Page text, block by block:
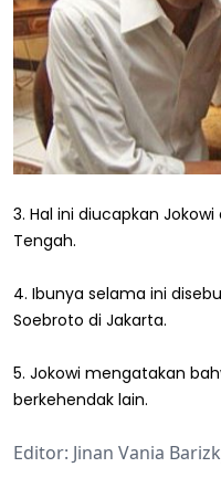
3. Hal ini diucapkan
Tengah.
4. Ibunya selama ini
Soebroto di Jakarta.
5. Jokowi mengatakan
berkehendak lain.
Editor: Jinan Vania